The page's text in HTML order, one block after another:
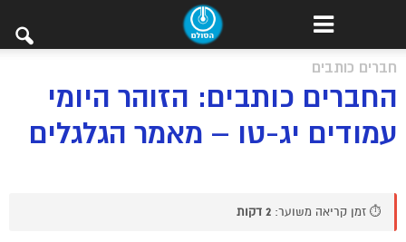
חברים כותבים
החברים כותבים: הזוהר היומי
עמודים יג-טו – מאמר הגלגלים
⏱️ זמן קריאה משוער: 2 דקות